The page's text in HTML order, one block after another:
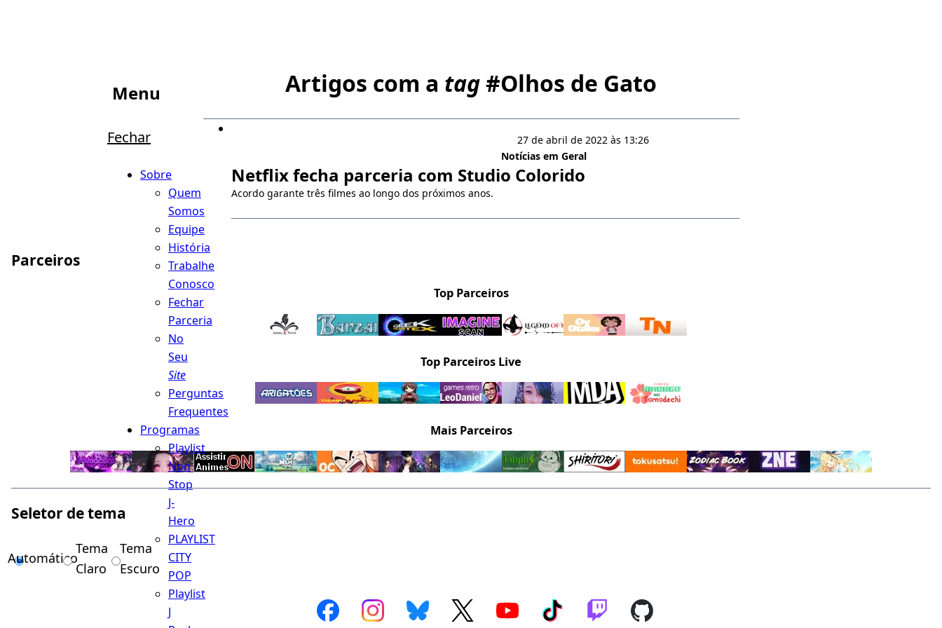
Menu
Fechar
Sobre
Quem
Somos
Equipe
História
Trabalhe
Conosco
Fechar
Parceria
No
Seu
Site
Perguntas
Frequentes
Programas
Playlist
Non
Stop
J-
Hero
PLAYLIST
CITY
POP
Playlist
J
Artigos com a tag#Olhos de Gato
27 de abril de 2022 às 13:26
Notícias em Geral
Netflix fecha parceria com Studio Colorido
Acordo garante três filmes ao longo dos próximos anos.
Parceiros
Top Parceiros
Top Parceiros Live
Mais Parceiros
Seletor de tema
Automático
Tema
Claro
Tema
Escuro